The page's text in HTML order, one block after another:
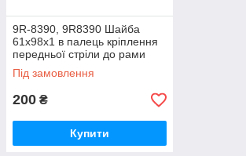
9R-8390, 9R8390 Шайба
61х98х1 в палець кріплення
передньої стріли до рами
(325-2009) Caterpillar
Під замовлення
200 ₴
Купити